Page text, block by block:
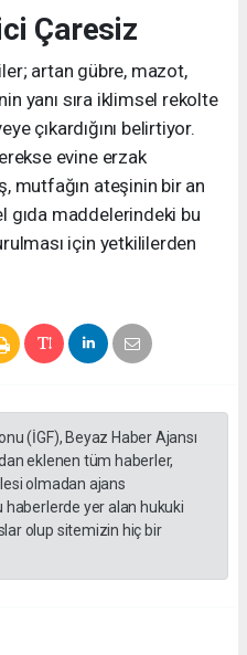
Çaresiz
artan gübre, mazot,
yanı sıra iklimsel rekolte
çıkardığını belirtiyor.
evine erzak
mutfağın ateşinin bir an
gıda maddelerindeki bu
için yetkililerden
(İGF), Beyaz Haber Ajansı
eklenen tüm haberler,
olmadan ajans
haberlerde yer alan hukuki
olup sitemizin hiç bir